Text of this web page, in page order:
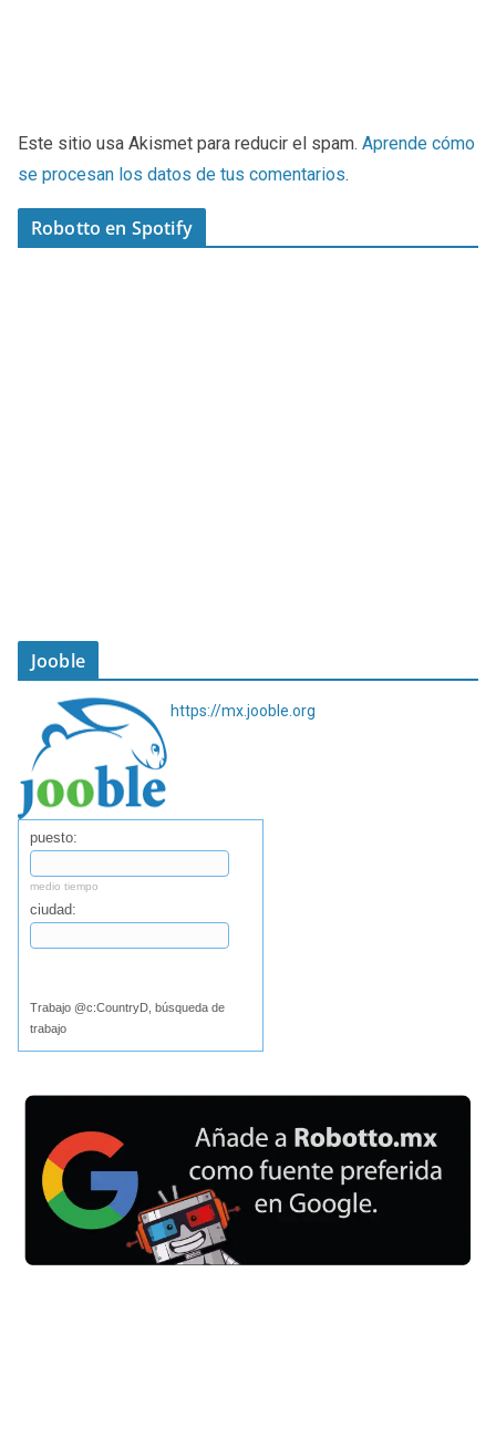
Este sitio usa Akismet para reducir el spam. Aprende cómo
se procesan los datos de tus comentarios.
Robotto en Spotify
Jooble
https://mx.jooble.org
puesto:
medio tiempo
ciudad:
Trabajo @c:CountryD, búsqueda de
trabajo